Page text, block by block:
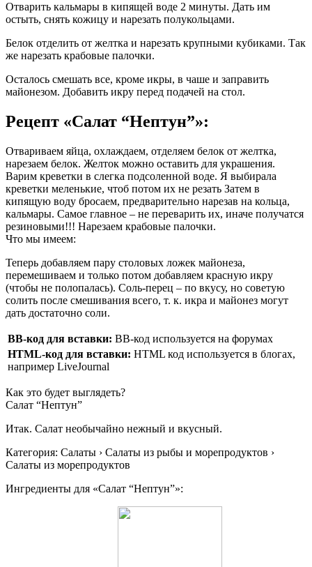
Отварить кальмары в кипящей воде 2 минуты. Дать им
остыть, снять кожицу и нарезать полукольцами.
Белок отделить от желтка и нарезать крупными кубиками. Так
же нарезать крабовые палочки.
Осталось смешать все, кроме икры, в чаше и заправить
майонезом. Добавить икру перед подачей на стол.
Рецепт «Салат “Нептун”»:
Отвариваем яйца, охлаждаем, отделяем белок от желтка,
нарезаем белок. Желток можно оставить для украшения.
Варим креветки в слегка подсоленной воде. Я выбиралa
креветки меленькие, чтоб потом их не резать Затем в
кипящую воду бросаем, предварительно нарезав на кольца,
кальмары. Самое главное – не переварить их, иначе получатся
резиновыми!!! Нарезаем крабовые палочки.
Что мы имеем:
Теперь добавляем пару столовых ложек майонеза,
перемешиваем и только потом добавляем красную икру
(чтобы не полопалась). Соль-перец – по вкусу, но советую
солить после смешивания всего, т. к. икра и майонез могут
дать достаточно соли.
BB-код для вставки: BB-код используется на форумах
HTML-код для вставки: HTML код используется в блогах,
например LiveJournal
Как это будет выглядеть?
Салат “Нептун”
Итак. Салат необычайно нежный и вкусный.
Категория: Салаты › Салаты из рыбы и морепродуктов ›
Салаты из морепродуктов
Ингредиенты для «Салат “Нептун”»: